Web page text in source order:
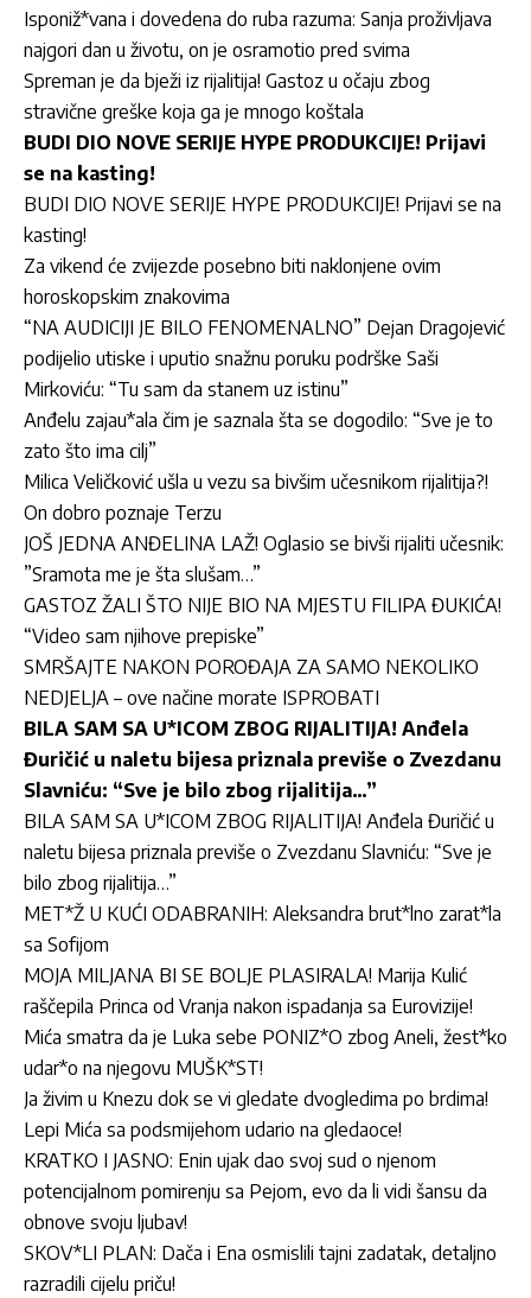
Isponiž*vana i dovedena do ruba razuma: Sanja proživljava
najgori dan u životu, on je osramotio pred svima
Spreman je da bježi iz rijalitija! Gastoz u očaju zbog
stravične greške koja ga je mnogo koštala
BUDI DIO NOVE SERIJE HYPE PRODUKCIJE! Prijavi
se na kasting!
BUDI DIO NOVE SERIJE HYPE PRODUKCIJE! Prijavi se na
kasting!
Za vikend će zvijezde posebno biti naklonjene ovim
horoskopskim znakovima
“NA AUDICIJI JE BILO FENOMENALNO” Dejan Dragojević
podijelio utiske i uputio snažnu poruku podrške Saši
Mirkoviću: “Tu sam da stanem uz istinu”
Anđelu zajau*ala čim je saznala šta se dogodilo: “Sve je to
zato što ima cilj”
Milica Veličković ušla u vezu sa bivšim učesnikom rijalitija?!
On dobro poznaje Terzu
JOŠ JEDNA ANĐELINA LAŽ! Oglasio se bivši rijaliti učesnik:
”Sramota me je šta slušam…”
GASTOZ ŽALI ŠTO NIJE BIO NA MJESTU FILIPA ĐUKIĆA!
“Video sam njihove prepiske”
SMRŠAJTE NAKON POROĐAJA ZA SAMO NEKOLIKO
NEDJELJA – ove načine morate ISPROBATI
BILA SAM SA U*ICOM ZBOG RIJALITIJA! Anđela
Đuričić u naletu bijesa priznala previše o Zvezdanu
Slavniću: “Sve je bilo zbog rijalitija…”
BILA SAM SA U*ICOM ZBOG RIJALITIJA! Anđela Đuričić u
naletu bijesa priznala previše o Zvezdanu Slavniću: “Sve je
bilo zbog rijalitija…”
MET*Ž U KUĆI ODABRANIH: Aleksandra brut*lno zarat*la
sa Sofijom
MOJA MILJANA BI SE BOLJE PLASIRALA! Marija Kulić
raščepila Princa od Vranja nakon ispadanja sa Eurovizije!
Mića smatra da je Luka sebe PONIZ*O zbog Aneli, žest*ko
udar*o na njegovu MUŠK*ST!
Ja živim u Knezu dok se vi gledate dvogledima po brdima!
Lepi Mića sa podsmijehom udario na gledaoce!
KRATKO I JASNO: Enin ujak dao svoj sud o njenom
potencijalnom pomirenju sa Pejom, evo da li vidi šansu da
obnove svoju ljubav!
SKOV*LI PLAN: Dača i Ena osmislili tajni zadatak, detaljno
razradili cijelu priču!